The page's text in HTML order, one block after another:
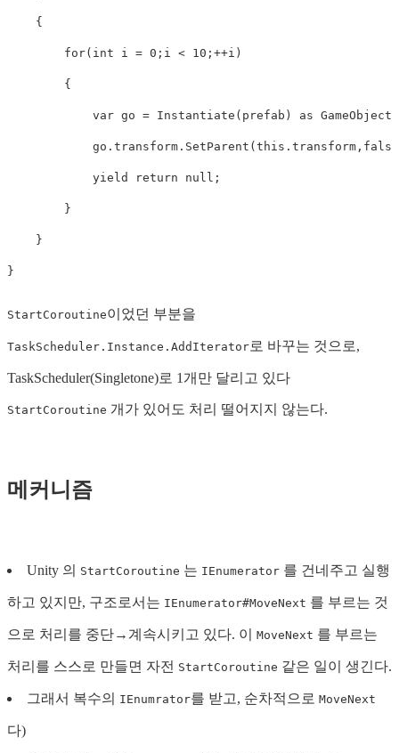
{
for( int i = 0 ; i < 10 ;++i )
{
var go = Instantiate ( prefab ) as GameObject
go . transform . SetParent ( this . transform , false
yield return null ;
}
}
}
StartCoroutine이었던 부분을
TaskScheduler.Instance.AddIterator 로 바꾸는 것으로,
TaskScheduler(Singletone)로 1개만 달리고 있다
StartCoroutine 개가 있어도 처리 떨어지지 않는다.
메커니즘
Unity 의 StartCoroutine 는 IEnumerator 를 건네주고 실행
하고 있지만, 구조로서는 IEnumerator#MoveNext 를 부르는 것
으로 처리를 중단→계속시키고 있다. 이 MoveNext 를 부르는
처리를 스스로 만들면 자전 StartCoroutine 같은 일이 생긴다.
그래서 복수의 IEnumrator를 받고, 순차적으로 MoveNext
다)